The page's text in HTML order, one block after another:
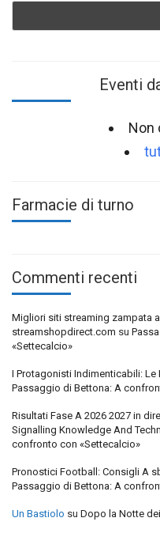
Eventi
Non
Farmacie di turno
Commenti recenti
Migliori siti streaming zampata
streamshopdirect.com su
«Settecalcio»
I Protagonisti Indimenticabili:
Passaggio di Bettona: A
Risultati Fase A 2026 2027 in
Signalling Knowledge And
confronto con «Settecalcio»
Pronostici Football: Consigli A
Passaggio di Bettona: A
Un Bastiolo su Dopo la Notte